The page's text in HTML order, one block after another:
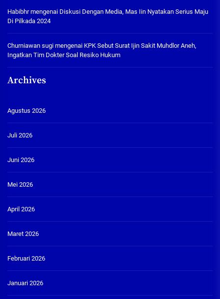
Habibhrmengenai Diskusi Dengan Media, Mas Iin Nyatakan Serius Maju
Di Pilkada 2024
Churniawan sugi mengenai KPK Sebut Surat Ijin Sakit Muhdlor Aneh,
Ingatkan Tim Dokter Soal Resiko Hukum
Archives
Agustus 2026
Juli 2026
Juni 2026
Mei 2026
April 2026
Maret 2026
Februari 2026
Januari 2026